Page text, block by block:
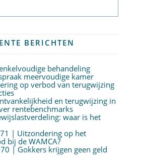
BERICHTEN
behandeling
meervoudige kamer
op verbod van terugwijzing
en terugwijzing in
rentebenchmarks
waar is het
| Uitzondering op het
bij de WAMCA?
| Gokkers krijgen geen geld